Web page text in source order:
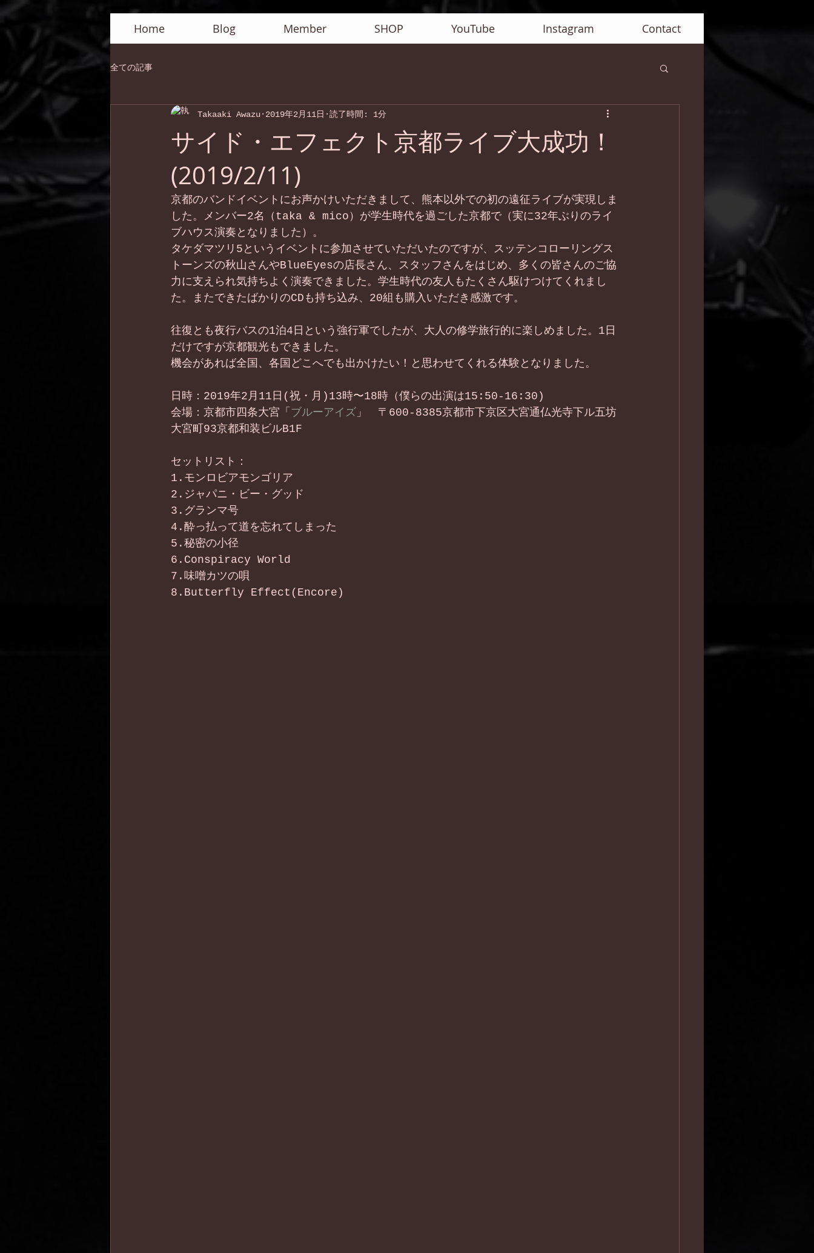
Home Blog Member SHOP YouTube Instagram Contact
全ての記事
サイド・エフェクト京都ライブ大成功！
(2019/2/11)
Takaaki Awazu 2019年2月11日 読了時間: 1分
京都のバンドイベントにお声かけいただきまして、熊本以外での初の遠征ライブが実現しま
した。メンバー2名（taka & mico）が学生時代を過ごした京都で（実に32年ぶりのライ
ブハウス演奏となりました）。
タケダマツリ5というイベントに参加させていただいたのですが、スッテンコローリングス
トーンズの秋山さんやBlueEyesの店長さん、スタッフさんをはじめ、多くの皆さんのご協
力に支えられ気持ちよく演奏できました。学生時代の友人もたくさん駆けつけてくれまし
た。またできたばかりのCDも持ち込み、20組も購入いただき感激です。
往復とも夜行バスの1泊4日という強行軍でしたが、大人の修学旅行的に楽しめました。1日
だけですが京都観光もできました。
機会があれば全国、各国どこへでも出かけたい！と思わせてくれる体験となりました。
日時：2019年2月11日(祝・月)13時〜18時（僕らの出演は15:50-16:30)
会場：京都市四条大宮「 ブルーアイズ 」　〒600-8385京都市下京区大宮通仏光寺下ル五坊
大宮町93京都和装ビルB1F
セットリスト：
1.モンロビアモンゴリア
2.ジャパニ・ビー・グッド
3.グランマ号
4.酔っ払って道を忘れてしまった
5.秘密の小径
6.Conspiracy World
7.味噌カツの唄
8.Butterfly Effect(Encore)